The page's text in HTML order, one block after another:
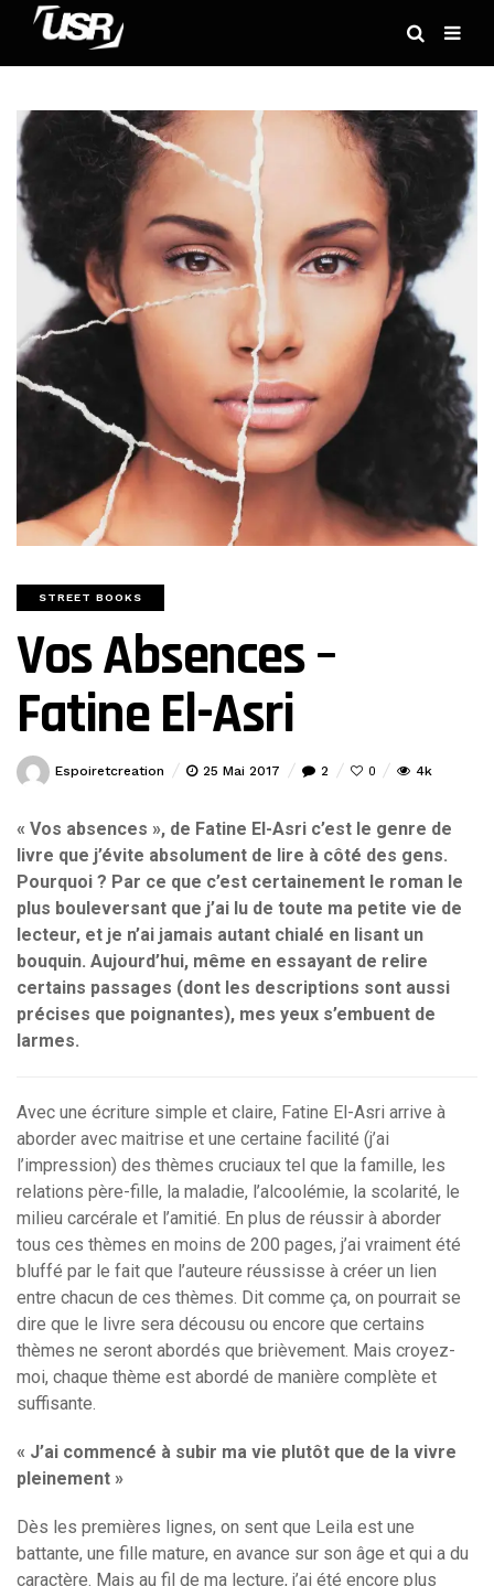
STREET BOOKS
Vos Absences –
Fatine El-Asri
Espoiretcreation 25 Mai 2017 2 0 4k
« Vos absences », de Fatine El-Asri c’est le genre de
livre que j’évite absolument de lire à côté des gens.
Pourquoi ? Par ce que c’est certainement le roman le
plus bouleversant que j’ai lu de toute ma petite vie de
lecteur, et je n’ai jamais autant chialé en lisant un
bouquin. Aujourd’hui, même en essayant de relire
certains passages (dont les descriptions sont aussi
précises que poignantes), mes yeux s’embuent de
larmes.
Avec une écriture simple et claire, Fatine El-Asri arrive à
aborder avec maitrise et une certaine facilité (j’ai
l’impression) des thèmes cruciaux tel que la famille, les
relations père-fille, la maladie, l’alcoolémie, la scolarité, le
milieu carcérale et l’amitié. En plus de réussir à aborder
tous ces thèmes en moins de 200 pages, j’ai vraiment été
bluffé par le fait que l’auteure réussisse à créer un lien
entre chacun de ces thèmes. Dit comme ça, on pourrait se
dire que le livre sera décousu ou encore que certains
thèmes ne seront abordés que brièvement. Mais croyez-
moi, chaque thème est abordé de manière complète et
suffisante.
« J’ai commencé à subir ma vie plutôt que de la vivre
pleinement »
Dès les premières lignes, on sent que Leila est une
battante, une fille mature, en avance sur son âge et qui a du
caractère. Mais au fil de ma lecture, j’ai été encore plus